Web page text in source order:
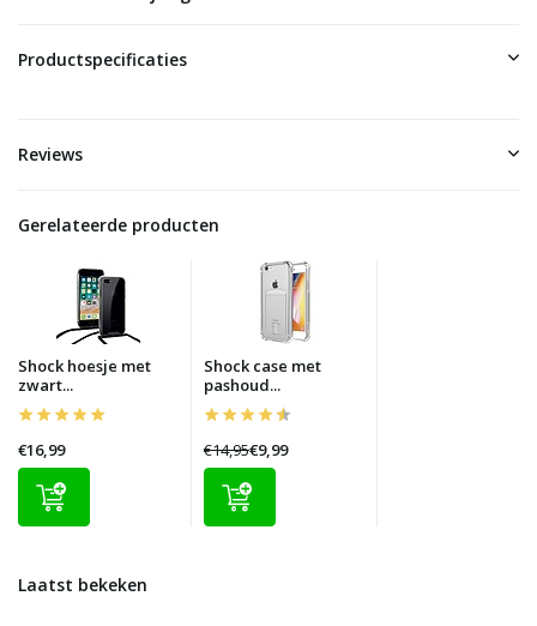
Productspecificaties
Reviews
Gerelateerde producten
Shock hoesje met
zwart...
€16,99
Shock case met
pashoud...
€14,95€9,99
Laatst bekeken